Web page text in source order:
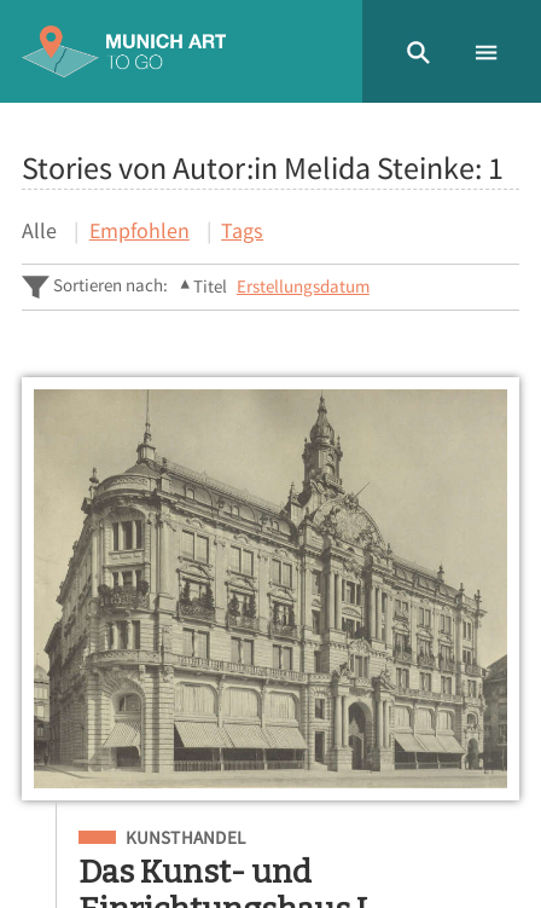
Stories von Autor:in Melida Steinke: 1
Alle Empfohlen Tags
Sortieren nach: Titel Erstellungsdatum
Eingeordnet unter
KUNSTHANDEL
Das Kunst- und